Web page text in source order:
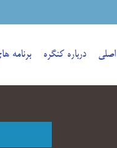
درباره کنگره برنامه